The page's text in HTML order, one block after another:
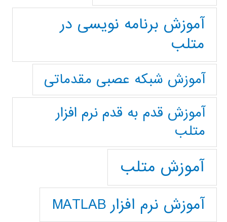
آموزش برنامه نویسی در
متلب
آموزش شبکه عصبی مقدماتی
آموزش قدم به قدم نرم افزار
متلب
آموزش متلب
آموزش نرم افزار MATLAB